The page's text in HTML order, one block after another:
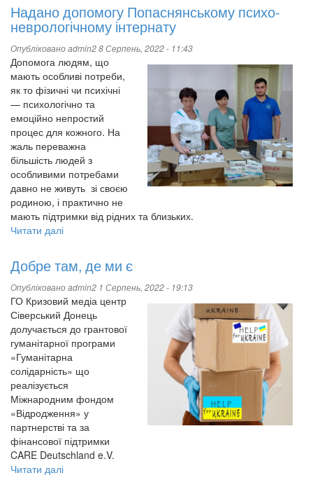
в
місто
Чернівці
Надано допомогу Попаснянському психо-
неврологічному інтернату
Опублікованоadmin28 Серпень, 2022 - 11:43
Допомога людям, що
мають особливі потреби,
як то фізичні чи психічні
— психологічно та
емоційно непростий
процес для кожного. На
жаль переважна
більшість людей з
особливими потребами
давно не живуть зі своєю
родиною, і практично не
мають підтримки від рідних та близьких.
Читати далі
Попаснянському
психо-
неврологічному
інтернату
Добре там, де ми є
Опублікованоadmin2 1 Серпень, 2022 - 19:13
ГО Кризовий медіа центр
Сіверський Донець
долучається до грантової
гуманітарної програми
«Гуманітарна
солідарність» що
реалізується
Міжнародним фондом
«Відродження» у
партнерстві та за
фінансової підтримки
CARE Deutschland e.V.
Читати далі